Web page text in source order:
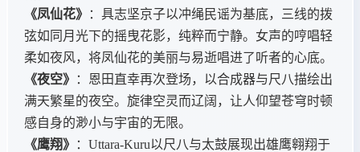
《凤仙花》
：具志坚京子以冲绳民谣为基底，三线的拨
弦如同月光下的摇曳花影，纯粹而宁静。女声的哼唱轻
柔如夜风，将凤仙花的美丽与易逝唱进了听者的心底。
《夜空》
：恩田直幸再次登场，以合成器与尺八描绘出
满天繁星的夜空。旋律空灵而辽阔，让人仰望苍穹时顿
感自身的渺小与宇宙的无限。
《鹰翔》
：Uttara-Kuru以尺八与太鼓展现出雄鹰翱翔于